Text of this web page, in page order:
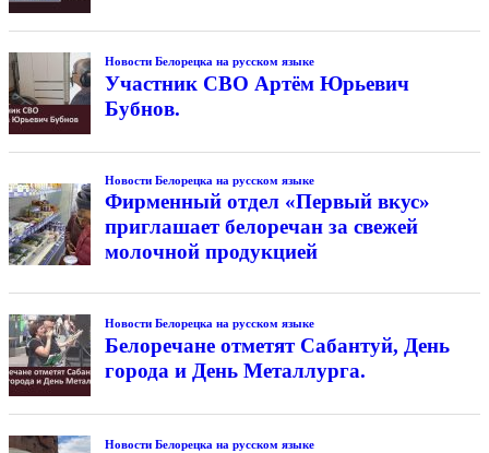
Новости Белорецка на русском языке
Участник СВО Артём Юрьевич
Бубнов.
Новости Белорецка на русском языке
Фирменный отдел «Первый вкус»
приглашает белоречан за свежей
молочной продукцией
Новости Белорецка на русском языке
Белоречане отметят Сабантуй, День
города и День Металлурга.
Новости Белорецка на русском языке